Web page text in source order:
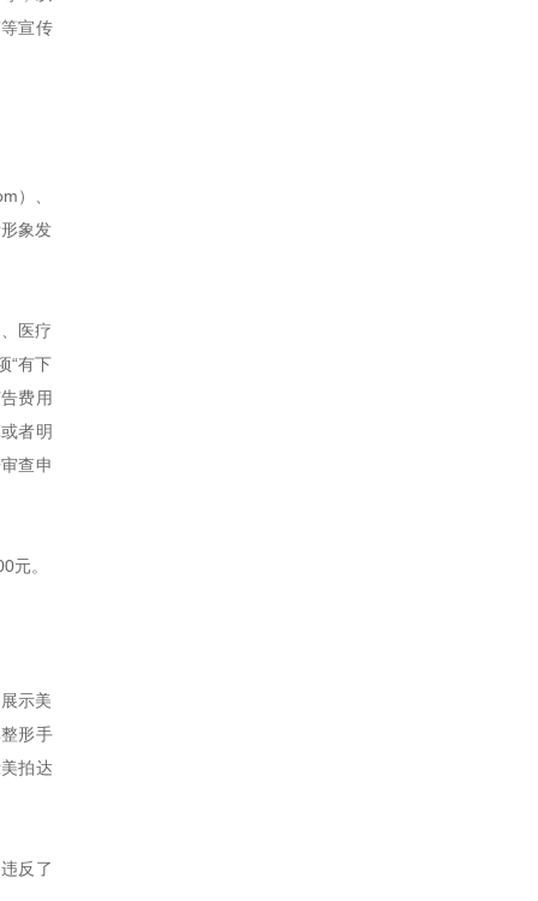
宣传
）、
象发
医疗
“有下
费用
者明
查申
元。
示美
形手
拍达
反了